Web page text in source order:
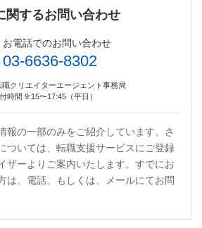
関するお問い合わせ
お電話でのお問い合わせ
03-6636-8302
職クリエイターエージェント事務局
時間 9:15〜17:45（平日）
報の一部のみをご紹介しています。さ
ついては、転職支援サービスにご登録
ザーよりご案内いたします。すでにお
は、電話、もしくは、メールにてお問